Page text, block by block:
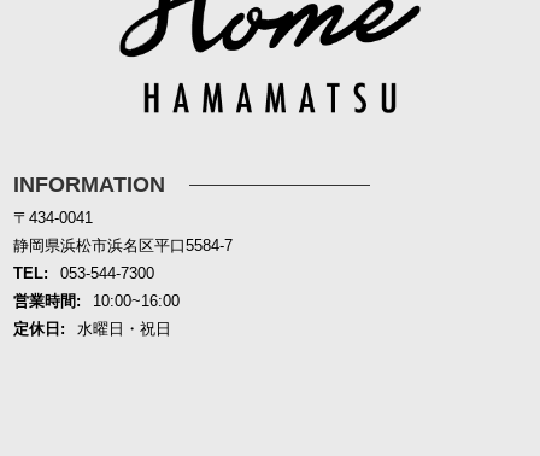
INFORMATION
〒434-0041
静岡県浜松市浜名区平口5584-7
TEL:
053-544-7300
営業時間:
10:00~16:00
定休日:
水曜日・祝日